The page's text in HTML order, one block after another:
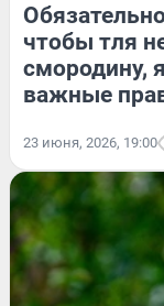
чтобы тля
смородину,
важные
23 июня, 2026, 19:00